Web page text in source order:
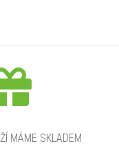
MÁME SKLADEM